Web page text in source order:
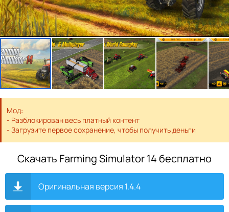
Мод:
- Разблокирован весь платный контент
- Загрузите первое сохранение, чтобы получить деньги
Скачать Farming Simulator 14 бесплатно
Оригинальная версия 1.4.4